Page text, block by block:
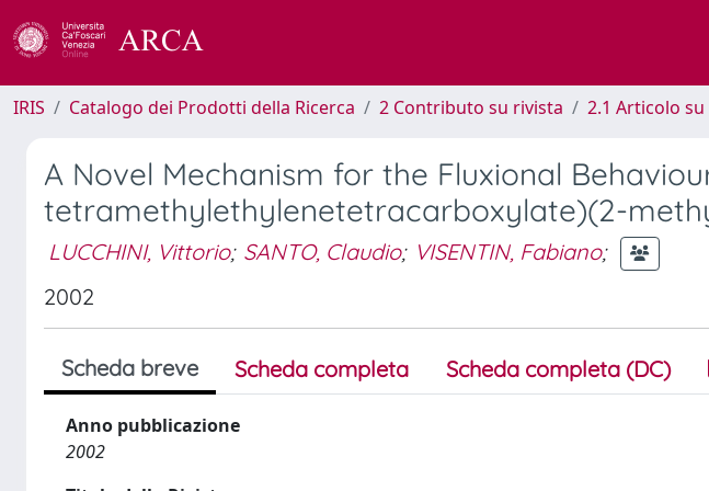
IRIS Catalogo dei Prodotti della Ricerca 2 Contributo su rivista 2.1 Articolo
A Novel Mechanism for the Fluxional
tetramethylethylenetetracarboxylate)(2-
LUCCHINI, Vittorio; SANTO, Claudio; VISENTIN, Fabiano;
2002
Scheda breve Scheda completa Scheda completa (DC)
Anno pubblicazione
2002